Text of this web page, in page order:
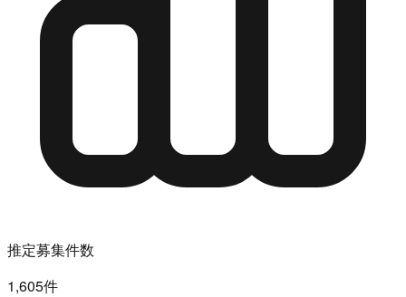
推定募集件数
1,605件